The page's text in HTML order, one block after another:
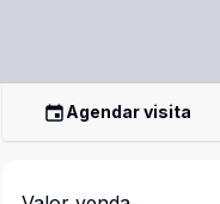
Agendar visita